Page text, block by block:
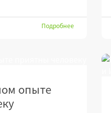
Подробнее
опыте